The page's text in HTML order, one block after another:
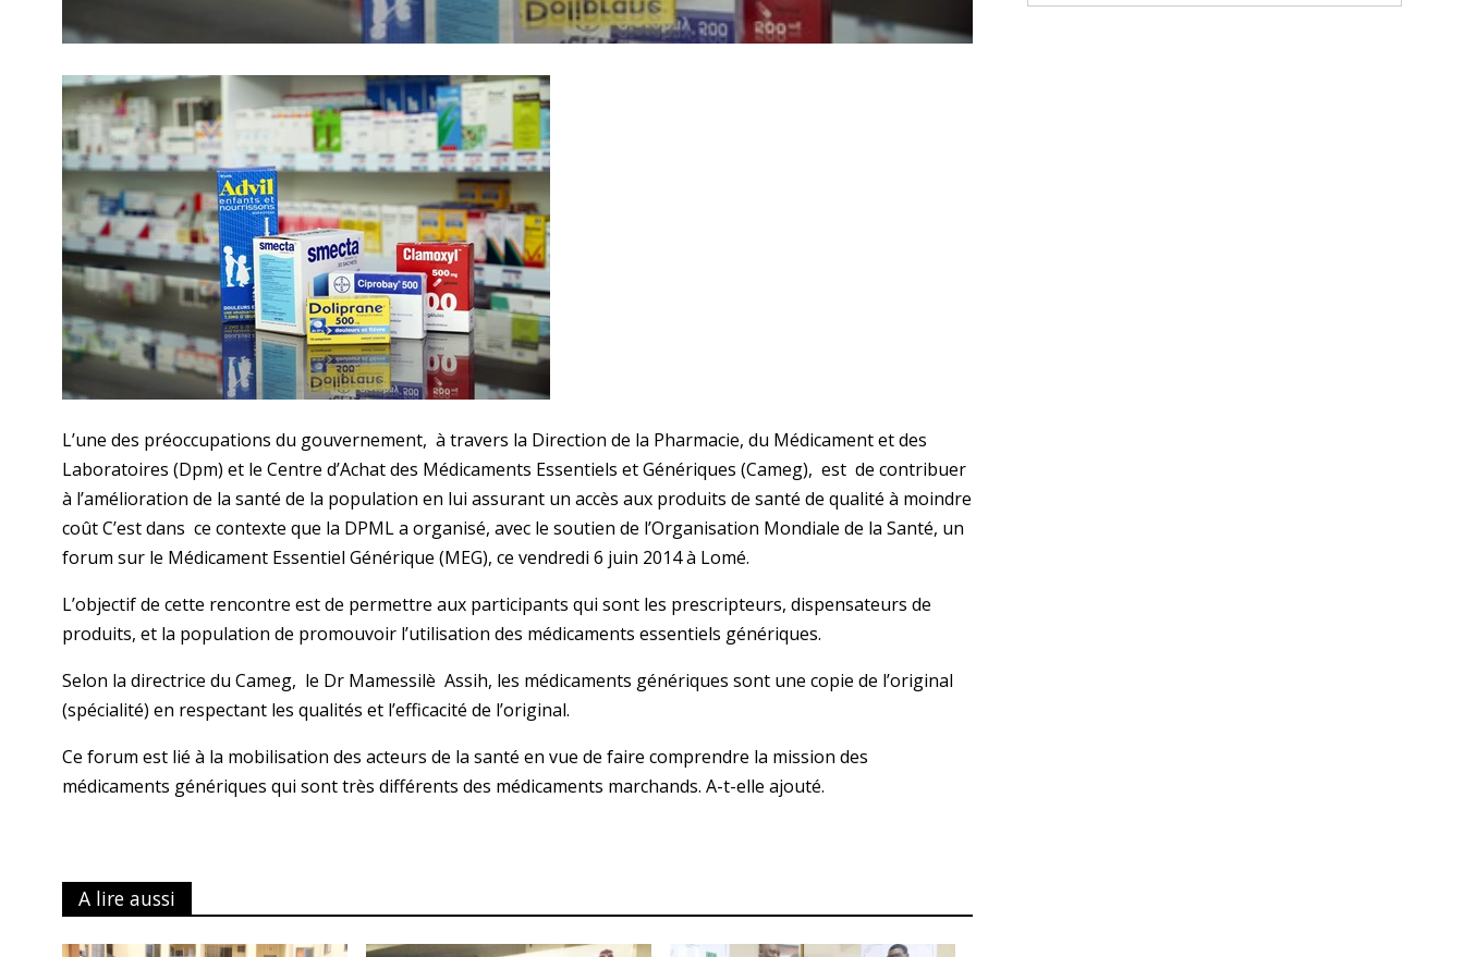
L’une des préoccupations du gouvernement, à travers la Direction de la Pharmacie, du Médicament et des
Laboratoires (Dpm) et le Centre d’Achat des Médicaments Essentiels et Génériques (Cameg), est de contribuer
à l’amélioration de la santé de la population en lui assurant un accès aux produits de santé de qualité à moindre
coût C’est dans ce contexte que la DPML a organisé, avec le soutien de l’Organisation Mondiale de la Santé, un
forum sur le Médicament Essentiel Générique (MEG), ce vendredi 6 juin 2014 à Lomé.
L’objectif de cette rencontre est de permettre aux participants qui sont les prescripteurs, dispensateurs de
produits, et la population de promouvoir l’utilisation des médicaments essentiels génériques.
Selon la directrice du Cameg, le Dr Mamessilè Assih, les médicaments génériques sont une copie de l’original
(spécialité) en respectant les qualités et l’efficacité de l’original.
Ce forum est lié à la mobilisation des acteurs de la santé en vue de faire comprendre la mission des
médicaments génériques qui sont très différents des médicaments marchands. A-t-elle ajouté.
A lire aussi